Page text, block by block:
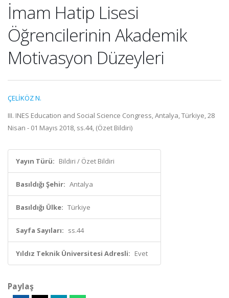
İmam Hatip Lisesi
Öğrencilerinin Akademik
Motivasyon Düzeyleri
ÇELİKÖZ N.
III. INES Education and Social Science Congress, Antalya, Türkiye, 28
Nisan - 01 Mayıs 2018, ss.44, (Özet Bildiri)
Yayın Türü: Bildiri / Özet Bildiri
Basıldığı Şehir: Antalya
Basıldığı Ülke: Türkiye
Sayfa Sayıları: ss.44
Yıldız Teknik Üniversitesi Adresli: Evet
Paylaş